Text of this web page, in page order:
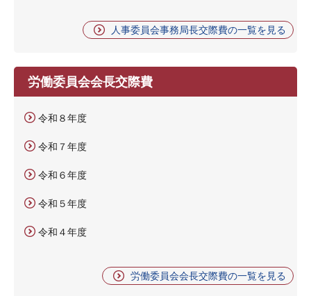
人事委員会事務局長交際費の一覧を見る
労働委員会会長交際費
令和８年度
令和７年度
令和６年度
令和５年度
令和４年度
労働委員会会長交際費の一覧を見る